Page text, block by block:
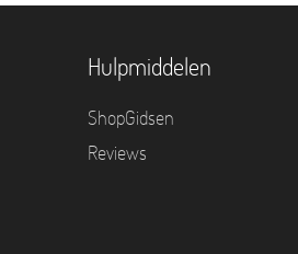
Hulpmiddelen
ShopGidsen
Reviews